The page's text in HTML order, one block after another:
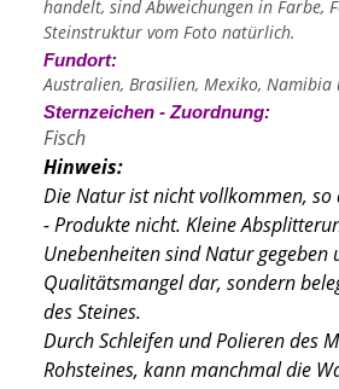
handelt, sind Abweichungen in Farbe,
Steinstruktur vom Foto natürlich.
Fundort:
Australien, Brasilien, Mexiko, Namibia
Sternzeichen - Zuordnung:
Fisch
Hinweis:
Die Natur ist nicht vollkommen, so
- Produkte nicht. Kleine
Unebenheiten sind Natur gegeben
Qualitätsmangel dar, sondern
des Steines.
Durch Schleifen und Polieren des
Rohsteines, kann manchmal die